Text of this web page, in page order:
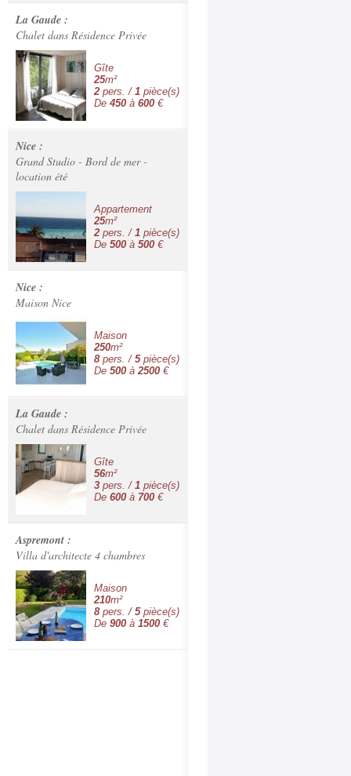
La Gaude :
Chalet dans Résidence Privée
Gîte
25m²
2 pers. / 1 pièce(s)
De 450 à 600 €
Nice :
Grand Studio - Bord de mer -
location été
Appartement
25m²
2 pers. / 1 pièce(s)
De 500 à 500 €
Nice :
Maison Nice
Maison
250m²
8pers. / 5pièce(s)
De 500 à 2500 €
La Gaude :
Chalet dans Résidence Privée
Gîte
56m²
3 pers. / 1 pièce(s)
De 600 à 700 €
Aspremont :
Villa d'architecte 4 chambres
Maison
210m²
8pers. / 5pièce(s)
De 900 à 1500 €